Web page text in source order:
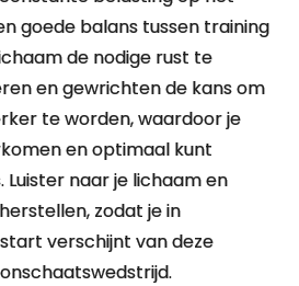
goede balans tussen training
de nodige rust te
en gewrichten de kans om
te worden, waardoor je
en optimaal kunt
naar je lichaam en
zodat je in
verschijnt van deze